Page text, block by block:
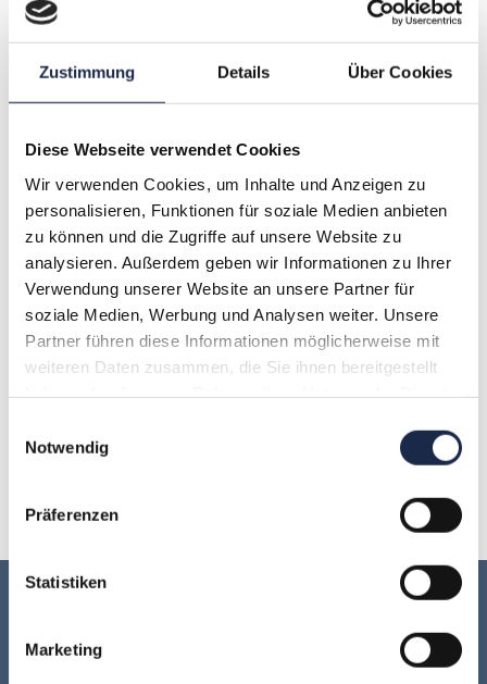
Zustimmung Details Über Cookies
Diese Webseite verwendet Cookies
Wir verwenden Cookies, um Inhalte und Anzeigen zu
personalisieren, Funktionen für soziale Medien anbieten
zu können und die Zugriffe auf unsere Website zu
analysieren. Außerdem geben wir Informationen zu Ihrer
Verwendung unserer Website an unsere Partner für
soziale Medien, Werbung und Analysen weiter. Unsere
Partner führen diese Informationen möglicherweise mit
weiteren Daten zusammen, die Sie ihnen bereitgestellt
Notwendig
Präferenzen
Statistiken
Marketing
Bürgerjournalismus. Schließlich wechselte er zur
Relaunch von „Welt Online“. Nebenbei bloggt er
auf Blog Age über Entwicklungen im Internet.
Agentur Doppelstern und hilft Verlagen bei
Digitalprojekten. Seit Herbst 2018 war er
außerdem als stellvertretender Chefredakteur bei
t-online.de tätig.
A B C D E F G
H I J K L M N
O U
Jetzt für den
MVFP Akademie